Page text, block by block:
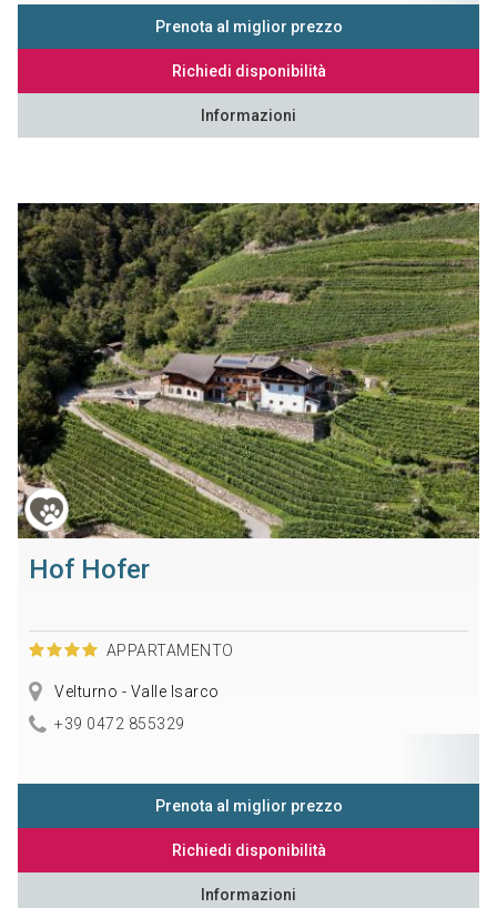
Prenota al miglior prezzo
Richiedi disponibilità
Informazioni
Hof Hofer
APPARTAMENTO
Velturno - Valle Isarco
+39 0472 855329
Prenota al miglior prezzo
Richiedi disponibilità
Informazioni